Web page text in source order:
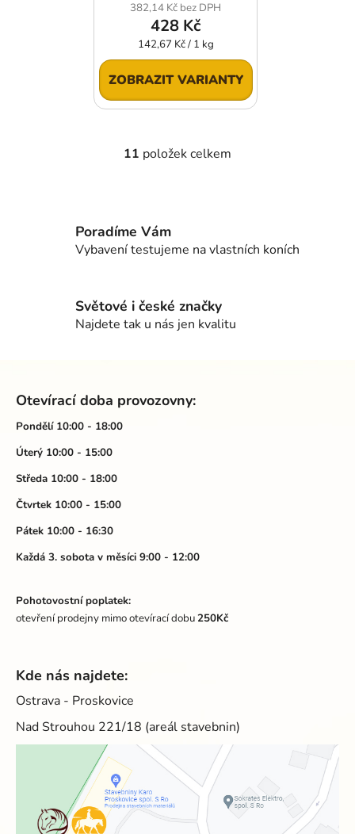
382,14 Kč bez DPH
428 Kč
Měrná
cena:
142,67 Kč / 1 kg
ZOBRAZIT VARIANTY
O
a
p
r
v
ý
11 položek celkem
Poradíme Vám
Vybavení testujeme na vlastních koních
Světové i české značky
Najdete tak u nás jen kvalitu
Otevírací doba provozovny:
Pondělí 10:00 - 18:00
Úterý 10:00 - 15:00
Středa 10:00 - 18:00
Čtvrtek 10:00 - 15:00
Pátek 10:00 - 16:30
Každá 3. sobota v měsíci 9:00 - 12:00
Pohotovostní poplatek:
otevření prodejny mimo otevírací dobu250Kč
Kde nás najdete:
Ostrava - Proskovice
Nad Strouhou 221/18 (areál stavebnin)